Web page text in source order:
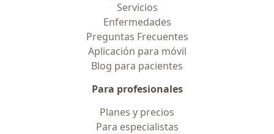
Servicios
Enfermedades
Preguntas Frecuentes
Aplicación para móvil
Blog para pacientes
Para profesionales
Planes y precios
Para especialistas